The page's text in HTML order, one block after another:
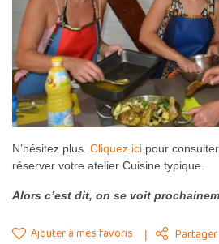
N’hésitez plus. Cliquez ici pour
réserver votre atelier Cuisine typique.
Alors c’est dit, on se voit
Ajouter à mes favoris Partager